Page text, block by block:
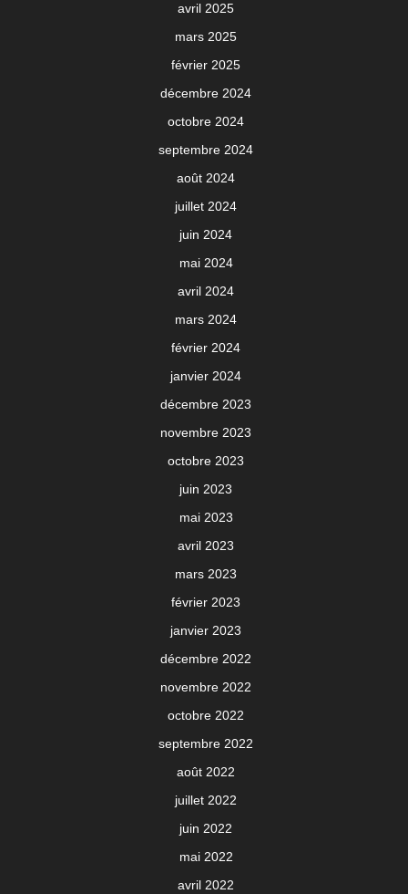
avril 2025
mars 2025
février 2025
décembre 2024
octobre 2024
septembre 2024
août 2024
juillet 2024
juin 2024
mai 2024
avril 2024
mars 2024
février 2024
janvier 2024
décembre 2023
novembre 2023
octobre 2023
juin 2023
mai 2023
avril 2023
mars 2023
février 2023
janvier 2023
décembre 2022
novembre 2022
octobre 2022
septembre 2022
août 2022
juillet 2022
juin 2022
mai 2022
avril 2022